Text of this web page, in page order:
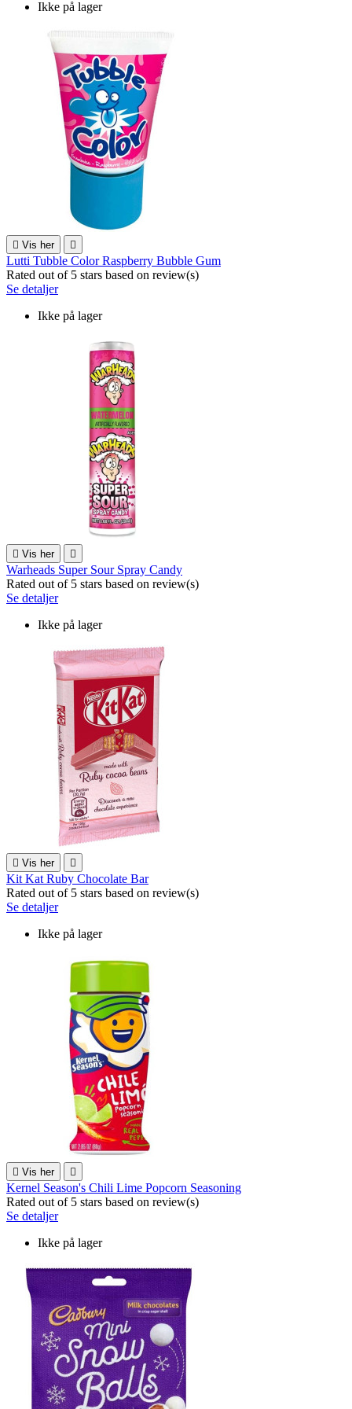
Ikke på lager
 Vis her 
Lutti Tubble Color Raspberry Bubble Gum
Rated out of 5 stars based on review(s)
Se detaljer
Ikke på lager
 Vis her 
Warheads Super Sour Spray Candy
Rated out of 5 stars based on review(s)
Se detaljer
Ikke på lager
 Vis her 
Kit Kat Ruby Chocolate Bar
Rated out of 5 stars based on review(s)
Se detaljer
Ikke på lager
 Vis her 
Kernel Season's Chili Lime Popcorn Seasoning
Rated out of 5 stars based on review(s)
Se detaljer
Ikke på lager